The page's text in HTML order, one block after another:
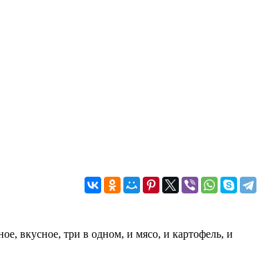
вкусное, три в одном, и мясо, и картофель, и